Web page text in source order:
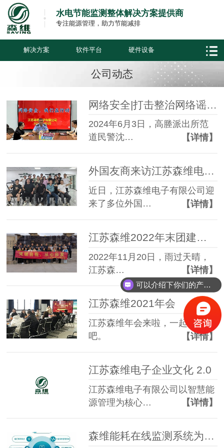
水电节能监测整体解决方案提供商
专注能源管理，助力节能减排
解决方案 软件平台 硬件设备
公司动态
网络安全|打击整治网络谣言，我们在行动
2024年6月3日，高塍派出所范
道民警沈…
【详情】
外国友商来访江苏森维电子有限公司
近日，江苏森维电子有限公司迎
来了多位外国…
【详情】
江苏森维2022年末团建圆满举行；突破自我，从心出发
2022年11月20日，雨过天晴，
江苏森…
【详情】
江苏森维2021年会
江苏森维年会来啦，一起看看
吧。
【详情】
江苏森维电子企业文化 2.0
江苏森维电子有限公司以智慧能
源管理为核心…
【详情】
森维能耗在线监测系统为企业用能保驾护航
可以介绍下你们的产品么？